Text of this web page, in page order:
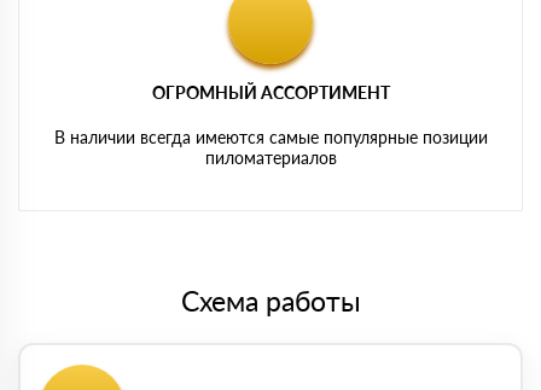
ОГРОМНЫЙ АССОРТИМЕНТ
В наличии всегда имеются самые популярные позиции
пиломатериалов
Схема работы